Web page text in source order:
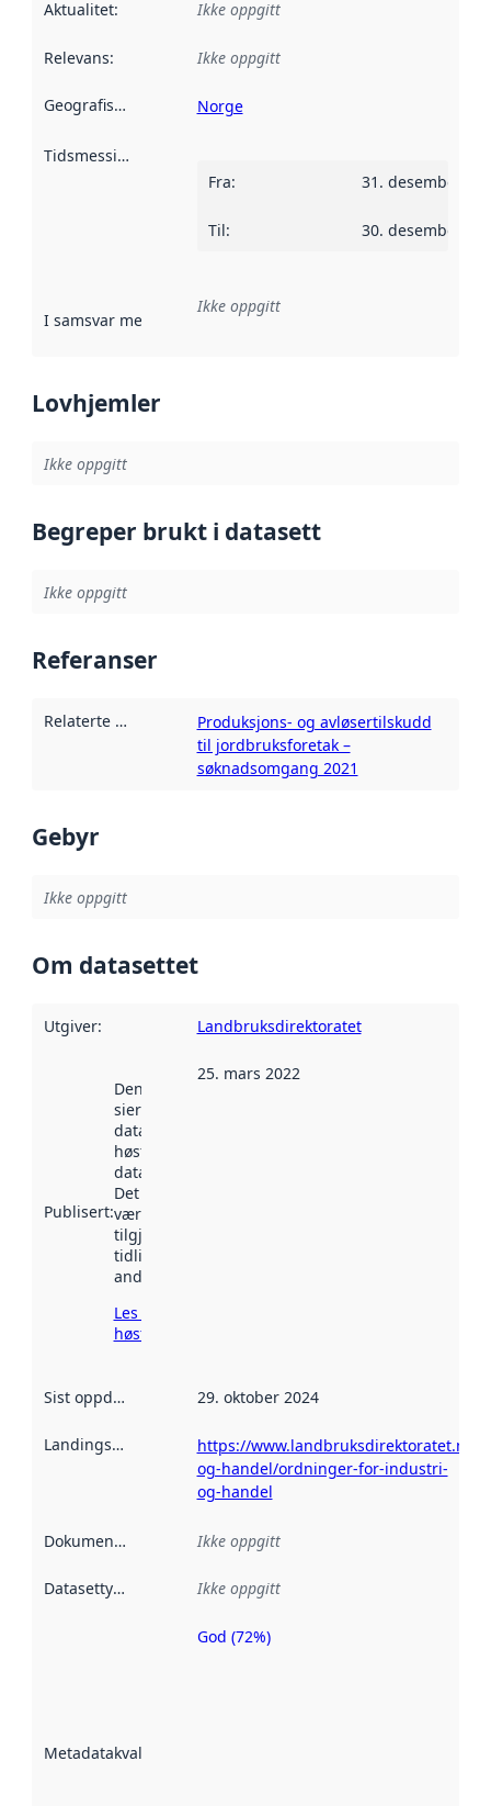
Aktualitet: Ikke oppgitt
Relevans: Ikke oppgitt
Geografisk avgrensning :
Norge
Tidsmessig avgrensning
Fra: 31. desember
Til: 30. desember
I samsvar med Referanse til en implementasjonsregel
Ikke oppgitt
Lovhjemler
Ikke oppgitt
Begreper brukt i datasett
Ikke oppgitt
Referanser
Relaterte ressurser
Produksjons- og avløsertilskudd
til jordbruksforetak –
søknadsomgang 2021
Gebyr
Ikke oppgitt
Om datasettet
Utgiver: Landbruksdirektoratet
Publisert:
Denne datoen
sier når
datasettet ble
høstet av
data.norge.no.
Det kan ha
vært
tilgjengelig
tidligere
andre steder.
Les mer om
høsting her
25. mars 2022
Sist oppdatert 29. oktober 2024
Landingsside
https://www.landbruksdirektoratet.no/
og-handel/ordninger-for-industri-
og-handel
Dokumentasjon Ikke oppgitt
Datasettype Ikke oppgitt
Metadatakvalitet
Metadatakvalitet
God (72%)